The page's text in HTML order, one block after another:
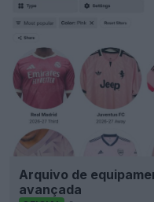
Arquivo de
avançada